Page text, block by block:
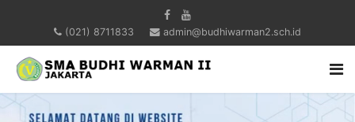
(021) 8711833 admin@budhiwarman2.sch.id